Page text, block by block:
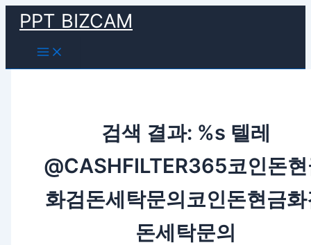
콘
PPT BIZCAM
Main
Menu
검색 결과: %s 텔레
@CASHFILTER365코인돈
화검돈세탁문의코인돈현금
돈세탁문의
검
색
대